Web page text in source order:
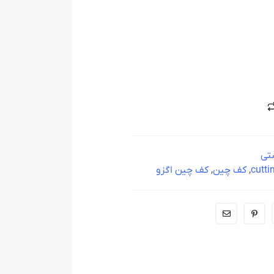
,کف چین,کف چین اگزو